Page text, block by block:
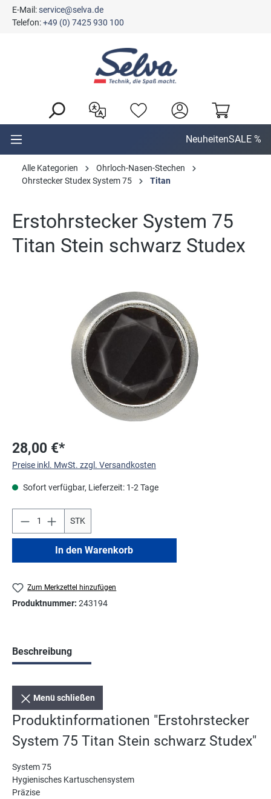
springen
E-Mail:service@selva.de
Telefon:+49 (0) 7425 930 100
NeuheitenSALE %
Alle Kategorien
Ohrloch-Nasen-Stechen
Ohrstecker Studex System 75
Titan
Erstohrstecker System 75
Titan Stein schwarz Studex
Bildergalerie überspringen
28,00 €*
Preise inkl. MwSt. zzgl. Versandkosten
Sofort verfügbar, Lieferzeit: 1-2 Tage
STK
In den Warenkorb
Zum Merkzettel hinzufügen
Produktnummer: 243194
Beschreibung
Menü schließen
Produktinformationen "Erstohrstecker
System 75 Titan Stein schwarz Studex"
System 75
Hygienisches Kartuschensystem
Präzise